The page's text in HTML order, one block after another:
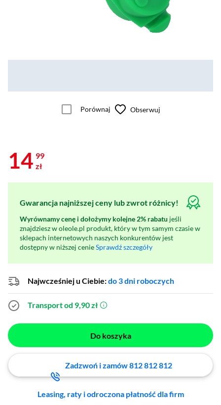
Porównaj Obserwuj
14 99
zł
Gwarancja najniższej ceny lub zwrot różnicy!
Wyrównamy cenę i dołożymy kolejne 2% rabatu jeśli
znajdziesz w oleole.pl produkt, który w tym samym czasie w
sklepach internetowych naszych konkurentów jest
dostępny w niższej cenieSprawdź szczegóły
Najwcześniej u Ciebie:do 3 dni roboczych
Transport od 9,90 zł (otworzy się w nowym oknie)
Do koszyka
Zadzwoń i zamów 812 812 812
Leasing, raty i odroczona płatność dla firm